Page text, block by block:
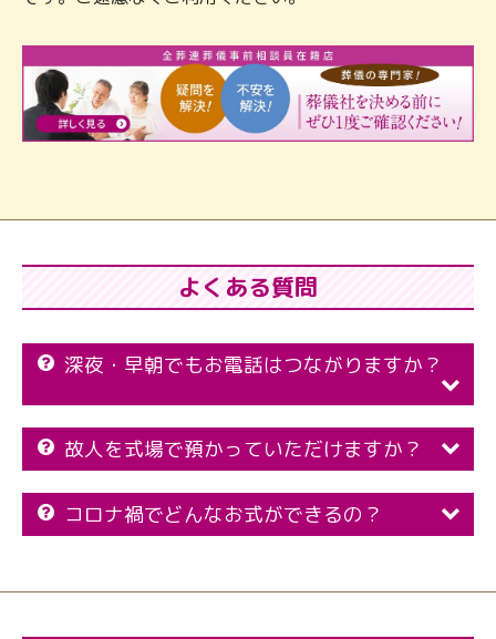
よくある質問
深夜・早朝でもお電話はつながりますか？
故人を式場で預かっていただけますか？
コロナ禍でどんなお式ができるの？